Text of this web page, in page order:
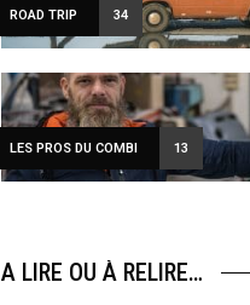
ROAD TRIP 34
LES PROS DU COMBI 13
A LIRE OU À RELIRE…